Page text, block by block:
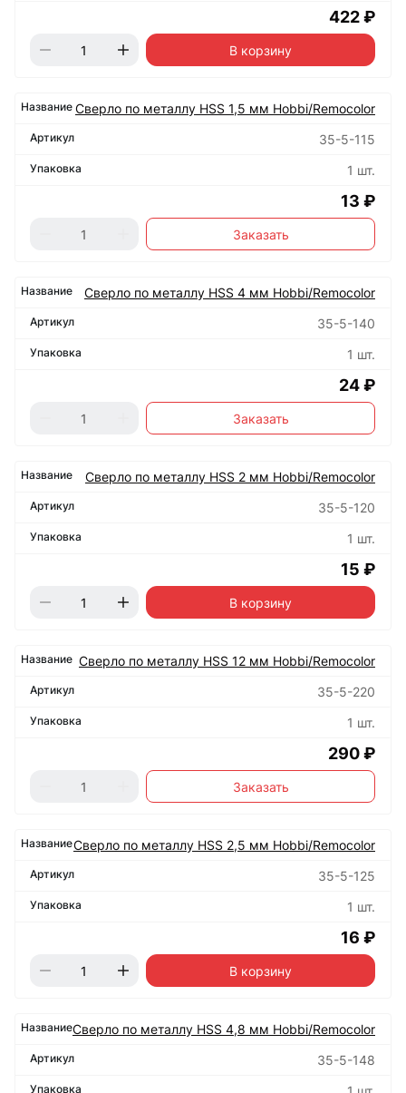
422 ₽
В корзину
Сверло по металлу HSS 1,5 мм Hobbi/Remocolor
35-5-115
1 шт.
13 ₽
Заказать
Сверло по металлу HSS 4 мм Hobbi/Remocolor
35-5-140
1 шт.
24 ₽
Заказать
Сверло по металлу HSS 2 мм Hobbi/Remocolor
35-5-120
1 шт.
15 ₽
В корзину
Сверло по металлу HSS 12 мм Hobbi/Remocolor
35-5-220
1 шт.
290 ₽
Заказать
Сверло по металлу HSS 2,5 мм Hobbi/Remocolor
35-5-125
1 шт.
16 ₽
В корзину
Сверло по металлу HSS 4,8 мм Hobbi/Remocolor
35-5-148